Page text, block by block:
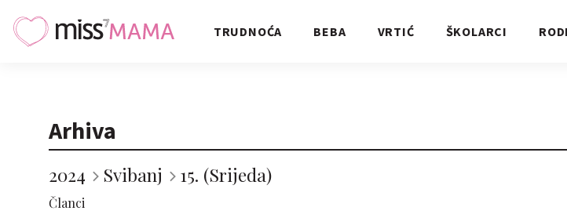
TRUDNOĆA BEBA VRTIĆ ŠKOLARCI
Arhiva
2024 Svibanj 15. (Srijeda)
Članci